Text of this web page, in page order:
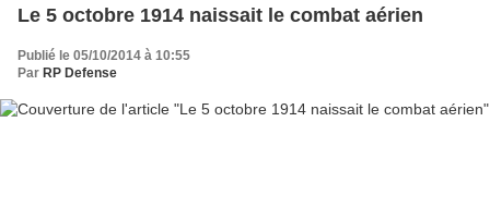
Le 5 octobre 1914 naissait le combat aérien
Publié le 05/10/2014 à 10:55
Par RP Defense